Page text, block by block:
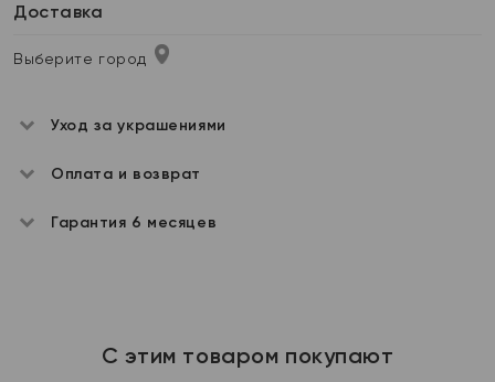
Доставка
Выберите город
Уход за украшениями
Оплата и возврат
Гарантия 6 месяцев
С этим товаром покупают